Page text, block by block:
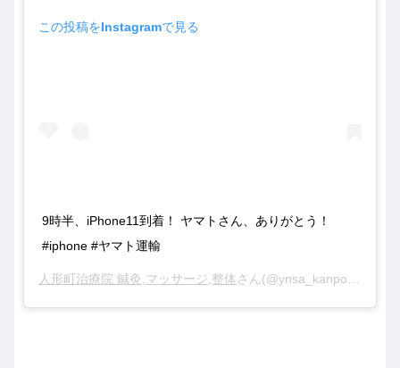
この投稿をInstagramで見る
9時半、iPhone11到着！ ヤマトさん、ありがとう！
#iphone #ヤマト運輸
人形町治療院 鍼灸,マッサージ,整体さん(@ynsa_kanpo)がシェアした投稿 –